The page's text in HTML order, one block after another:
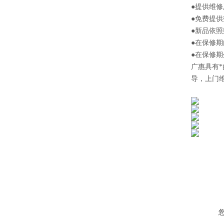
●提供维
●免费提
●新品依
●在保修
●在保修
广惠具有*
导，上门